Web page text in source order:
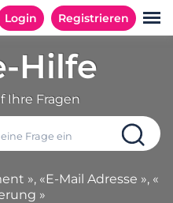
Login Registrieren
Hilfe
Ihre Fragen
», «E-Mail Adresse », «
»